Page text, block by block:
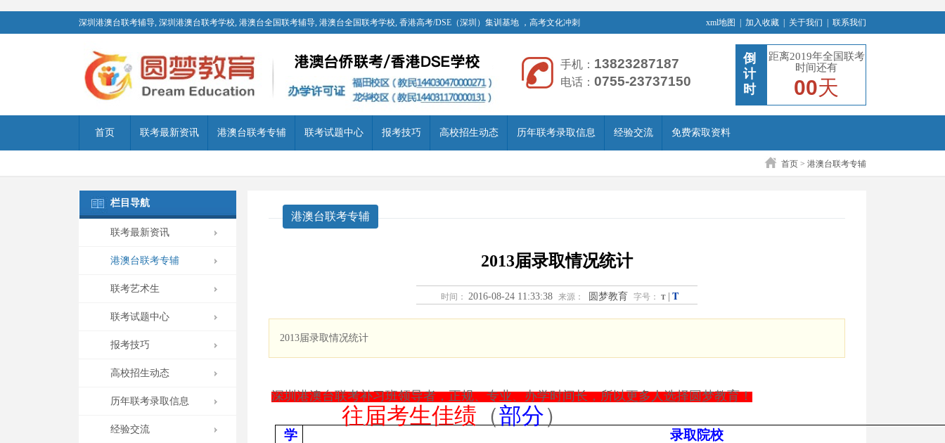
深圳港澳台联考辅导, 深圳港澳台联考学校, 港澳台全国联考辅导, 港澳台全国联考学校, 香港高考/DSE（深圳）集训基地 ，高考文化冲刺 xml地图 加入收藏 关于我们 联系我们
手机： 13823287187
电话： 0755-23737150
倒
计
时
距离2019年全国联考
时间还有
00天
首页 联考最新资讯 港澳台联考专辅 联考试题中心 报考技巧 高校招生动态 历年联考录取信息 经验交流 免费索取资料
首页 > 港澳台联考专辅
栏目导航
联考最新资讯
港澳台联考专辅
联考艺术生
联考试题中心
报考技巧
高校招生动态
历年联考录取信息
经验交流
港澳台联考专辅
2013届录取情况统计
时间： 2016-08-24 11:33:38 来源： 圆梦教育 字号： T T
2013届录取情况统计
深圳港澳台联考补习班领导者，正规、专业、办学时间长，所以更多人选择圆梦教育！
往届考生佳绩 （部分）
学
录取院校